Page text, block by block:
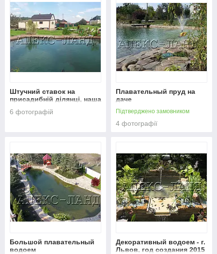
Штучний ставок на
присадибній ділянці, наша
6 фотографій
Плавательный пруд на
даче
Підтверджено замовником
4 фотографії
Большой плавательный
водоем
Декоративный водоем - г.
Львов, год создания 2015